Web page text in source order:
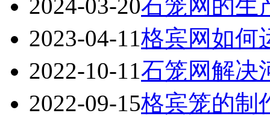
2024-03-20石笼网的生
2023-04-11格宾网如何
2022-10-11石笼网解决
2022-09-15格宾笼的制